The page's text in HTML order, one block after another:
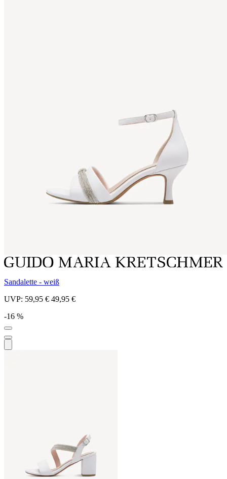
Sandalette - weiß
UVP: 59,95 € 49,95 €
-16 %